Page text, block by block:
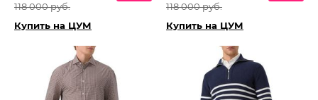
118 000 руб.
Купить на ЦУМ
118 000 руб.
Купить на ЦУМ